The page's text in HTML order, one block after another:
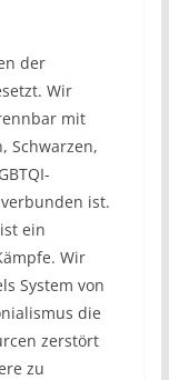
der
Wir
mit
Schwarzen,
ist.
ein
Wir
System von
die
zerstört
zu